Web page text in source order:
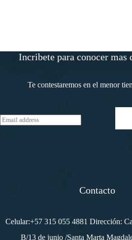
Incribete para conocer mas
Te contestaremos en el menor
E
m
Contacto
Celular:+57 315 055 4881 Dirección:
B/13 de junio /Santa Marta